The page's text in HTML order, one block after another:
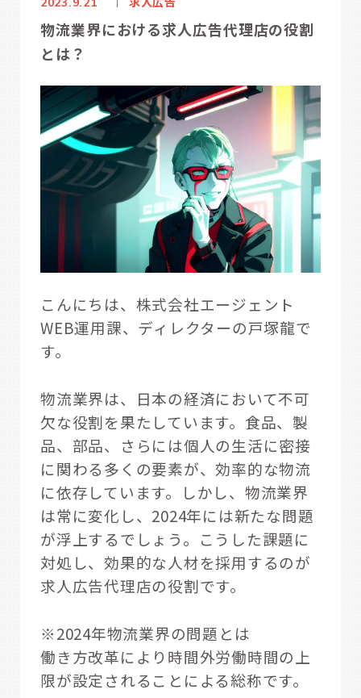
物流業界における求人広告代理店の役割
とは？
こんにちは、株式会社エージェント
WEB運用課、ディレクターの戸塚龍で
す。
物流業界は、日本の経済において不可
欠な役割を果たしています。食品、製
品、部品、さらには個人の生活に密接
に関わる多くの要素が、効率的な物流
に依存しています。しかし、物流業界
は常に変化し、2024年には新たな問題
が浮上するでしょう。こうした課題に
対処し、効果的な人材を採用するのが
求人広告代理店の役割です。
※2024年物流業界の問題とは
働き方改革により時間外労働時間の上
限が設定されることによる総称です。